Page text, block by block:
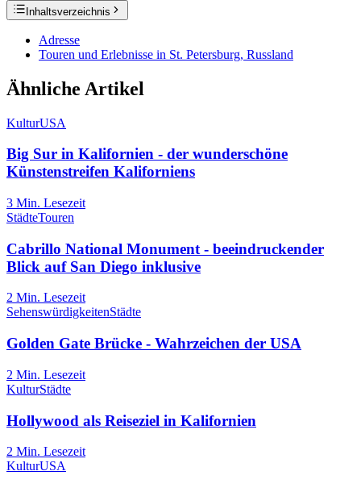
Inhaltsverzeichnis
Adresse
Touren und Erlebnisse in St. Petersburg, Russland
Ähnliche Artikel
KulturUSA
Big Sur in Kalifornien - der wunderschöne
Künstenstreifen Kaliforniens
3 Min. Lesezeit
StädteTouren
Cabrillo National Monument - beeindruckender
Blick auf San Diego inklusive
2 Min. Lesezeit
SehenswürdigkeitenStädte
Golden Gate Brücke - Wahrzeichen der USA
2 Min. Lesezeit
KulturStädte
Hollywood als Reiseziel in Kalifornien
2 Min. Lesezeit
KulturUSA